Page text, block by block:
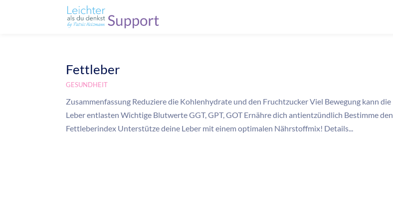
Fettleber
GESUNDHEIT
Zusammenfassung Reduziere die Kohlenhydrate und den Fruchtzucker Viel Bewegung kann die
Leber entlasten Wichtige Blutwerte GGT, GPT, GOT Ernähre dich antientzündlich Bestimme den
Fettleberindex Unterstütze deine Leber mit einem optimalen Nährstoffmix! Details...